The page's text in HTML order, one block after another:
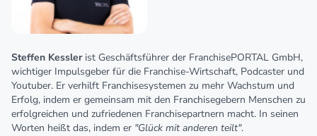
Steffen Kesslerist Geschäftsführer der FranchisePORTAL GmbH,
wichtiger Impulsgeber für die Franchise-Wirtschaft, Podcaster und
Youtuber. Er verhilft Franchisesystemen zu mehr Wachstum und
Erfolg, indem er gemeinsam mit den Franchisegebern Menschen zu
erfolgreichen und zufriedenen Franchisepartnern macht. In seinen
Worten heißt das, indem er "Glück mit anderen teilt".